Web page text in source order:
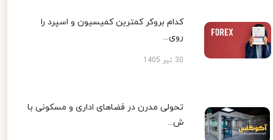
کدام بروکر کمترین کمیسیون و اسپرد را
روی...
30 تیر 1405
تحولی مدرن در فضاهای اداری و مسکونی با
ش...